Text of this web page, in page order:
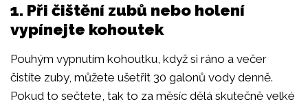
1. Při čištění zubů nebo holení
vypínejte kohoutek
Pouhým vypnutím kohoutku, když si ráno a večer
čistíte zuby, můžete ušetřit 30 galonů vody denně.
Pokud to sečtete, tak to za měsíc dělá skutečně velké